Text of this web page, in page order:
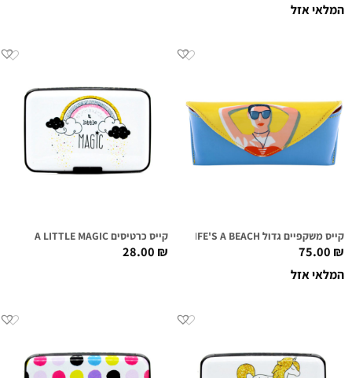
המלאי אזל
קייס משקפיים גדול FIRST CLASS LOUNGE – LIFE'S A BEACH
75.00₪
המלאי אזל
קייס כרטיסים A LITTLE MAGIC
28.00₪